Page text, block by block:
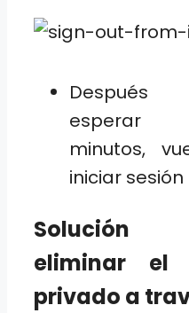
esperar
minutos,
iniciar sesión
eliminar el
privado a